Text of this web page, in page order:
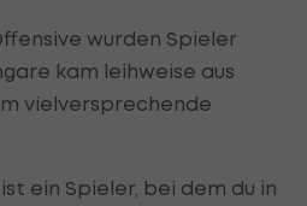
wurden Spieler
kam leihweise aus
vielversprechende
ein Spieler, bei dem du in